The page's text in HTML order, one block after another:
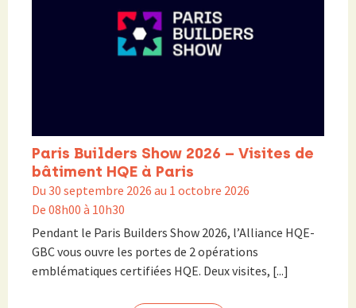
Paris Builders Show 2026 – Visites de
bâtiment HQE à Paris
Du 30 septembre 2026 au 1 octobre 2026
De 08h00 à 10h30
Pendant le Paris Builders Show 2026, l’Alliance HQE-
GBC vous ouvre les portes de 2 opérations
emblématiques certifiées HQE. Deux visites, [...]